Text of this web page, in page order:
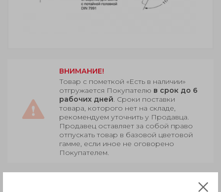
ВНИМАНИЕ!
Товар с пометкой «Есть в наличии»
отгружается Покупателю в срок до 6
рабочих дней. Сроки поставки
товара, которого нет на складе,
рекомендуем уточнить у Продавца.
Продавец оставляет за собой право
отпускать товар в базовой цветовой
гамме, если иное не оговорено
Покупателем.